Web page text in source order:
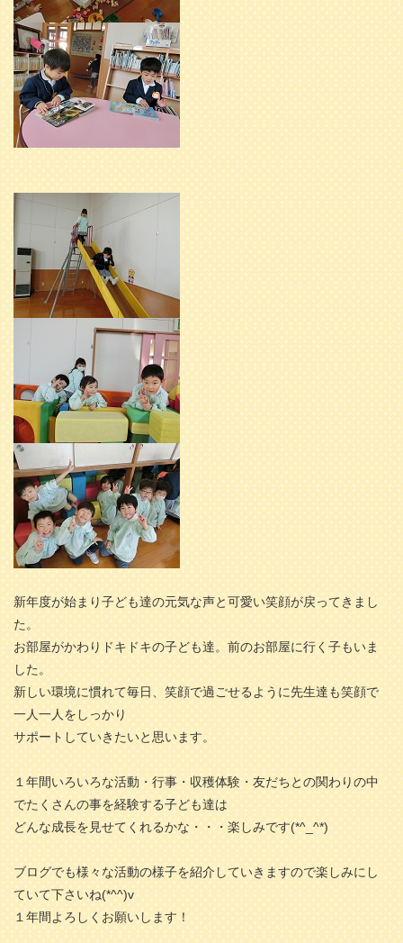
新年度が始まり子ども達の元気な声と可愛い笑顔が戻ってきまし
た。
お部屋がかわりドキドキの子ども達。前のお部屋に行く子もいま
した。
新しい環境に慣れて毎日、笑顔で過ごせるように先生達も笑顔で
一人一人をしっかり
サポートしていきたいと思います。
１年間いろいろな活動・行事・収穫体験・友だちとの関わりの中
でたくさんの事を経験する子ども達は
どんな成長を見せてくれるかな・・・楽しみです(*^_^*)
ブログでも様々な活動の様子を紹介していきますので楽しみにし
ていて下さいね(*^^)v
１年間よろしくお願いします！